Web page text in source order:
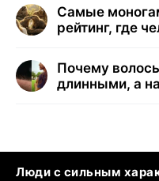
Самые
рейтинг, где
Почему
длинными, а
Люди с сильным